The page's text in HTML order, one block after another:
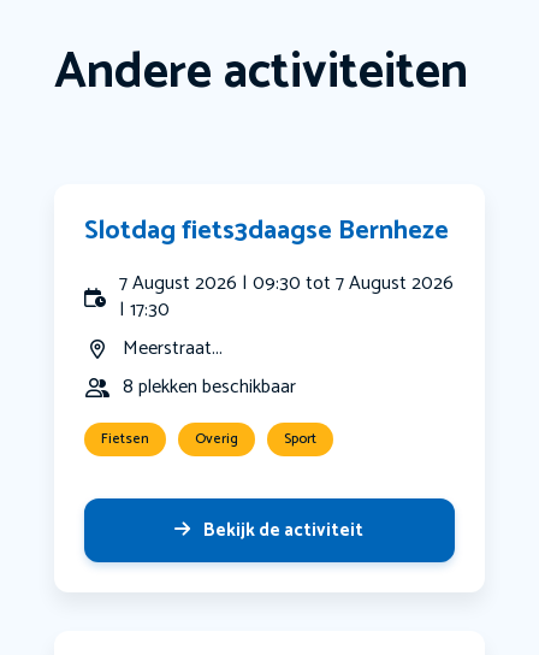
Andere activiteiten
Slotdag fiets3daagse Bernheze
7 August 2026 | 09:30 tot 7 August 2026
| 17:30
Meerstraat...
8 plekken beschikbaar
Fietsen Overig Sport
Bekijk de activiteit